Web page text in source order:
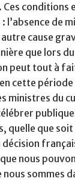
conditions
l’absence de
cause
que lors
peut tout à
cette période
ministres du
quelle que soit
décision
nous
sommes